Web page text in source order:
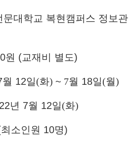
대학교 복현캠퍼스 정보관
원 (교재비 별도)
월 12일(화) ~ 7월 18일(월)
22년 7월 12일(화)
소인원 10명)